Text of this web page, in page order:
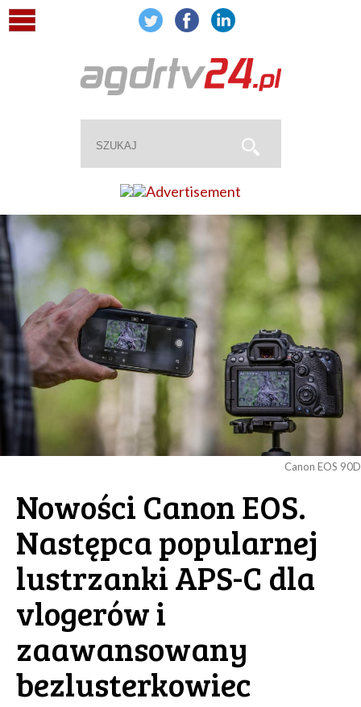
Canon EOS 90D
Nowości Canon EOS.
Następca popularnej
lustrzanki APS-C dla
vlogerów i
zaawansowany
bezlusterkowiec